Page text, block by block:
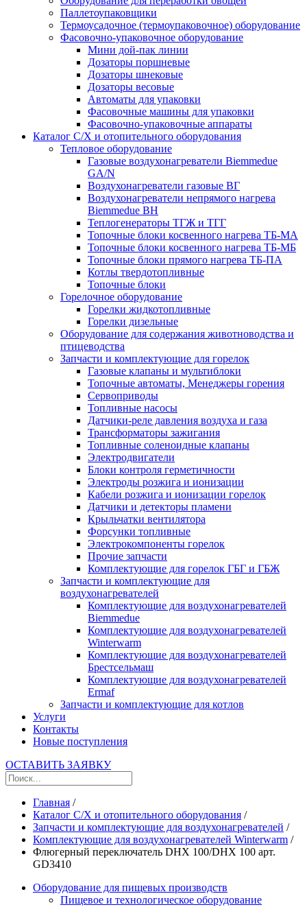
Паллетоупаковщики
Термоусадочное (термоупаковочное) оборудование
Фасовочно-упаковочное оборудование
Мини дой-пак линии
Дозаторы поршневые
Дозаторы шнековые
Дозаторы весовые
Автоматы для упаковки
Фасовочные машины для упаковки
Фасовочно-упаковочные аппараты
Каталог С/Х и отопительного оборудования
Тепловое оборудование
Газовые воздухонагреватели Biemmedue
GA/N
Воздухонагреватели газовые ВГ
Воздухонагреватели непрямого нагрева
Biemmedue BH
Теплогенераторы ТГЖ и ТГГ
Топочные блоки косвенного нагрева ТБ-МА
Топочные блоки косвенного нагрева ТБ-МБ
Топочные блоки прямого нагрева ТБ-ПА
Котлы твердотопливные
Топочные блоки
Горелочное оборудование
Горелки жидкотопливные
Горелки дизельные
Оборудование для содержания животноводства и
птицеводства
Запчасти и комплектующие для горелок
Газовые клапаны и мультиблоки
Топочные автоматы, Менеджеры горения
Сервоприводы
Топливные насосы
Датчики-реле давления воздуха и газа
Трансформаторы зажигания
Топливные соленоидные клапаны
Электродвигатели
Блоки контроля герметичности
Электроды розжига и ионизации
Кабели розжига и ионизации горелок
Датчики и детекторы пламени
Крыльчатки вентилятора
Форсунки топливные
Электрокомпоненты горелок
Прочие запчасти
Комплектующие для горелок ГБГ и ГБЖ
Запчасти и комплектующие для
воздухонагревателей
Комплектующие для воздухонагревателей
Biemmedue
Комплектующие для воздухонагревателей
Winterwarm
Комплектующие для воздухонагревателей
Брестсельмаш
Комплектующие для воздухонагревателей
Ermaf
Запчасти и комплектующие для котлов
Услуги
Контакты
Новые поступления
ОСТАВИТЬ ЗАЯВКУ
Главная /
Каталог С/Х и отопительного оборудования /
Запчасти и комплектующие для воздухонагревателей /
Комплектующие для воздухонагревателей Winterwarm /
Флюгерный переключатель DHX 100/DHX 100 арт.
GD3410
Оборудование для пищевых производств
Пищевое и технологическое оборудование